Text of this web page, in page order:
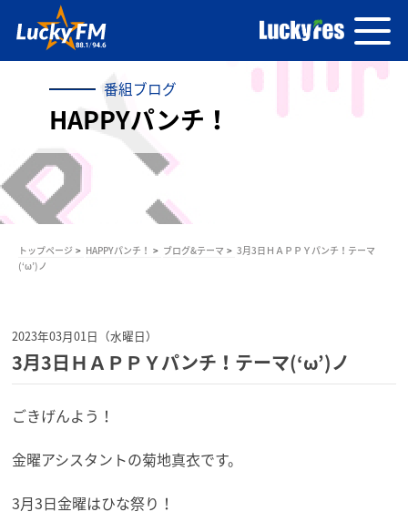
番組ブログ
HAPPYパンチ！
トップページ HAPPYパンチ！ ブログ&テーマ
3月3日ＨＡＰＰＹパンチ！テーマ
(‘ω’)ノ
2023年03月01日（水曜日）
3月3日ＨＡＰＰＹパンチ！テーマ(‘ω’)ノ
ごきげんよう！
金曜アシスタントの菊地真衣です。
3月3日金曜はひな祭り！